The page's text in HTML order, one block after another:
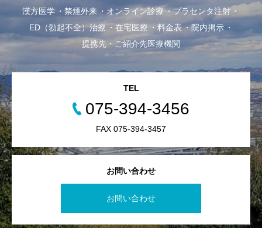
漢方医学
禁煙外来 オンライン診療
プラセンタ注射
ED（勃起不全）治療
在宅医療 料金表
院内掲示
提携先・ご紹介先医療機関
お問い合わせ
お問い合わせ
TEL
075-394-3456
FAX 075-394-3457